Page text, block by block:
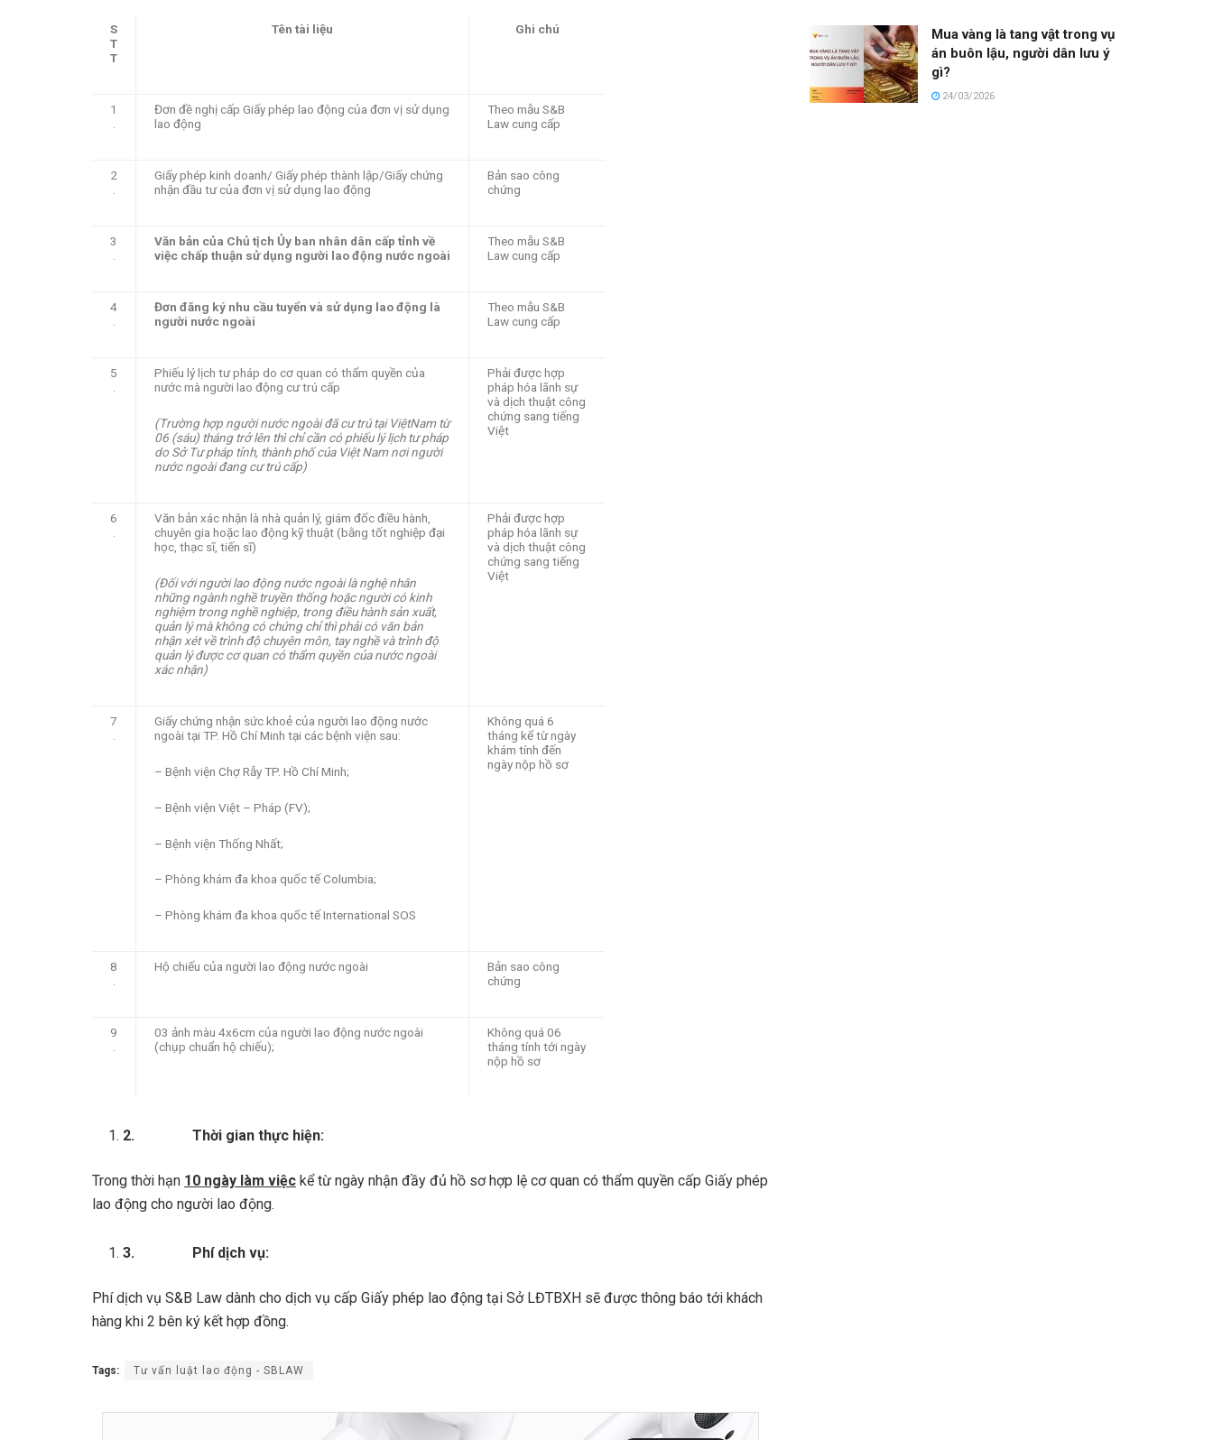
S
T
T
Tên tài liệu Ghi chú
1
.
Đơn đề nghị cấp Giấy phép lao động của đơn vị sử dụng
lao động
Theo mẫu S&B
Law cung cấp
2
.
Giấy phép kinh doanh/ Giấy phép thành lập/Giấy chứng
nhận đầu tư của đơn vị sử dụng lao động
Bản sao công
chứng
3
.
Văn bản của Chủ tịch Ủy ban nhân dân cấp tỉnh về
việc chấp thuận sử dụng người lao động nước ngoài
Theo mẫu S&B
Law cung cấp
4
.
Đơn đăng ký nhu cầu tuyển và sử dụng lao động là
người nước ngoài
Theo mẫu S&B
Law cung cấp
5
.
Phiếu lý lịch tư pháp do cơ quan có thẩm quyền của
nước mà người lao động cư trú cấp
(Trường hợp người nước ngoài đã cư trú tại ViệtNam từ
06 (sáu) tháng trở lên thì chỉ cần có phiếu lý lịch tư pháp
do Sở Tư pháp tỉnh, thành phố của Việt Nam nơi người
nước ngoài đang cư trú cấp)
Phải được hợp
pháp hóa lãnh sự
và dịch thuật công
chứng sang tiếng
Việt
6
.
Văn bản xác nhận là nhà quản lý, giám đốc điều hành,
chuyên gia hoặc lao động kỹ thuật (bằng tốt nghiệp đại
học, thạc sĩ, tiến sĩ)
(Đối với người lao động nước ngoài là nghệ nhân
những ngành nghề truyền thống hoặc người có kinh
nghiệm trong nghề nghiệp, trong điều hành sản xuất,
quản lý mà không có chứng chỉ thì phải có văn bản
nhận xét về trình độ chuyên môn, tay nghề và trình độ
quản lý được cơ quan có thẩm quyền của nước ngoài
xác nhận)
Phải được hợp
pháp hóa lãnh sự
và dịch thuật công
chứng sang tiếng
Việt
7
.
Giấy chứng nhận sức khoẻ của người lao động nước
ngoài tại TP. Hồ Chí Minh tại các bệnh viện sau:
– Bệnh viện Chợ Rẫy TP. Hồ Chí Minh;
– Bệnh viện Việt – Pháp (FV);
– Bệnh viện Thống Nhất;
– Phòng khám đa khoa quốc tế Columbia;
– Phòng khám đa khoa quốc tế International SOS
Không quá 6
tháng kể từ ngày
khám tính đến
ngày nộp hồ sơ
8
.
Hộ chiếu của người lao động nước ngoài
Bản sao công
chứng
9
.
03 ảnh màu 4x6cm của người lao động nước ngoài
(chụp chuẩn hộ chiếu);
Không quá 06
tháng tính tới ngày
nộp hồ sơ
2.Thời gian thực hiện:
Trong thời hạn 10 ngày làm việc kể từ ngày nhận đầy đủ hồ sơ hợp lệ cơ quan có thẩm quyền cấp Giấy phép
lao động cho người lao động.
3. Phí dịch vụ:
Phí dịch vụ S&B Law dành cho dịch vụ cấp Giấy phép lao động tại Sở LĐTBXH sẽ được thông báo tới khách
hàng khi 2 bên ký kết hợp đồng.
Tags: Tư vấn luật lao động - SBLAW
Mua vàng là tang vật trong vụ
án buôn lậu, người dân lưu ý
gì?
24/03/2026